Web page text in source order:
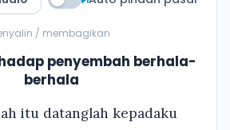
/ membagikan
penyembah berhala-
berhala
itu datanglah kepadaku